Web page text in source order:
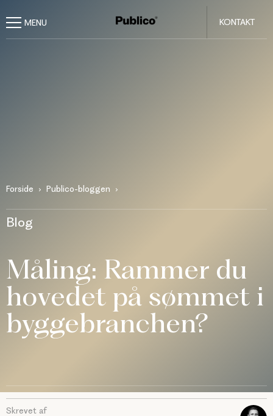
KONTAKT
Forside Publico-bloggen
Blog
Måling: Rammer du
hovedet på sømmet i
byggebranchen?
Skrevet af